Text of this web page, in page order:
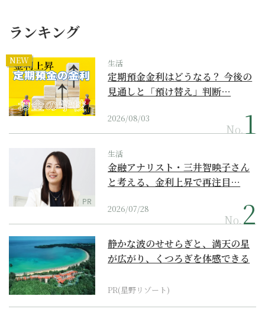
ランキング
NEW 生活
定期預金金利はどうなる？ 今後の
見通しと「預け替え」判断…
2026/08/03
No.
PR
生活
金融アナリスト・三井智映子さん
と考える、金利上昇で再注目…
2026/07/28
No.
静かな波のせせらぎと、満天の星
が広がり、くつろぎを体感できる
PR(星野リゾート)